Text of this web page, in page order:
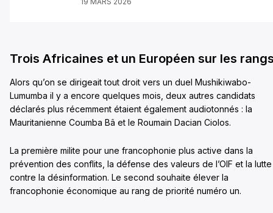
Trois Africaines et un Européen sur les
Alors qu’on se dirigeait tout droit vers un duel Mushikiwabo-
Lumumba il y a encore quelques mois, deux autres candidats
déclarés plus récemment étaient également audiotonnés : la
Mauritanienne Coumba Bâ et le Roumain Dacian Ciolos.
La première milite pour une francophonie plus active dans la
prévention des conflits, la défense des valeurs de l’OIF et la lutte
contre la désinformation. Le second souhaite élever la
francophonie économique au rang de priorité numéro un.